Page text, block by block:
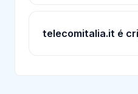
telecomitalia.it é